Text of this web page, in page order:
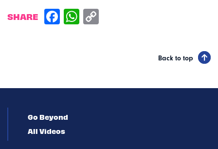
SHARE
Back to top
Go Beyond
All Videos